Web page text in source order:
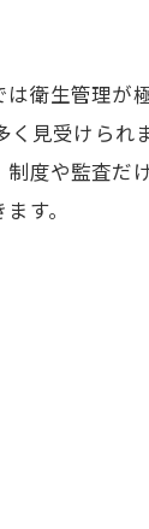
衛生管理が
見受けられ
度や監査だ
す。